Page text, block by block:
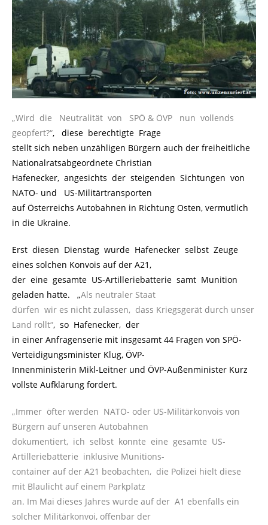
„Wird die Neutralität von SPÖ & ÖVP nun vollends
geopfert?“, diese berechtigte Frage
stellt sich neben unzähligen Bürgern auch der freiheitliche
Nationalratsabgeordnete Christian
Hafenecker, angesichts der steigenden Sichtungen von
NATO- und US-Militärtransporten
auf Österreichs Autobahnen in Richtung Osten, vermutlich
in die Ukraine.
Erst diesen Dienstag wurde Hafenecker selbst Zeuge
eines solchen Konvois auf der A21,
der eine gesamte US-Artilleriebatterie samt Munition
geladen hatte. „Als neutraler Staat
dürfen wir es nicht zulassen, dass Kriegsgerät durch unser
Land rollt“, so Hafenecker, der
in einer Anfragenserie mit insgesamt 44 Fragen von SPÖ-
Verteidigungsminister Klug, ÖVP-
Innenministerin Mikl-Leitner und ÖVP-Außenminister Kurz
vollste Aufklärung fordert.
„Immer öfter werden NATO- oder US-Militärkonvois von
Bürgern auf unseren Autobahnen
dokumentiert, ich selbst konnte eine gesamte US-
Artilleriebatterie inklusive Munitions-
container auf der A21 beobachten, die Polizei hielt diese
mit Blaulicht auf einem Parkplatz
an. Im Mai dieses Jahres wurde auf der A1 ebenfalls ein
solcher Militärkonvoi, offenbar der